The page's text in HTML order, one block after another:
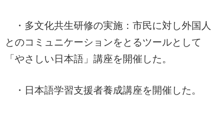
・多文化共生研修の実施：市民に対し外国人
とのコミュニケーションをとるツールとして
「やさしい日本語」講座を開催した。
・日本語学習支援者養成講座を開催した。